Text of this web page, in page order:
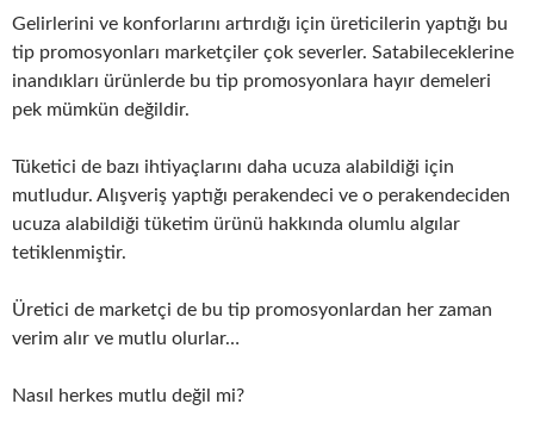
Gelirlerini ve konforlarını artırdığı için üreticilerin yaptığı bu
tip promosyonları marketçiler çok severler. Satabileceklerine
inandıkları ürünlerde bu tip promosyonlara hayır demeleri
pek mümkün değildir.
Tüketici de bazı ihtiyaçlarını daha ucuza alabildiği için
mutludur. Alışveriş yaptığı perakendeci ve o perakendeciden
ucuza alabildiği tüketim ürünü hakkında olumlu algılar
tetiklenmiştir.
Üretici de marketçi de bu tip promosyonlardan her zaman
verim alır ve mutlu olurlar…
Nasıl herkes mutlu değil mi?